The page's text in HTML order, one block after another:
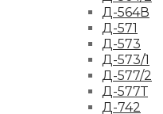
Д-564В
Д-571
Д-573
Д-573/1
Д-577/2
Д-577Т
Д-742